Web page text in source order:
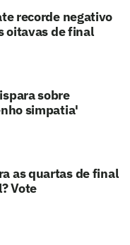
recorde negativo
oitavas de final
sobre
simpatia'
as quartas de final
Vote